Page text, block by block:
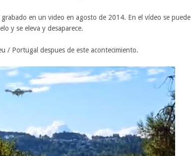
grabado en un video en agosto de 2014. En el vídeo se puede
y se eleva y desaparece.
/ Portugal despues de este acontecimiento.